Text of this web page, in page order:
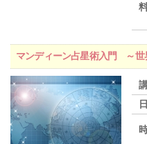
マンディーン占星術入門 ～世